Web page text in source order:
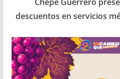
descuentos en servicios